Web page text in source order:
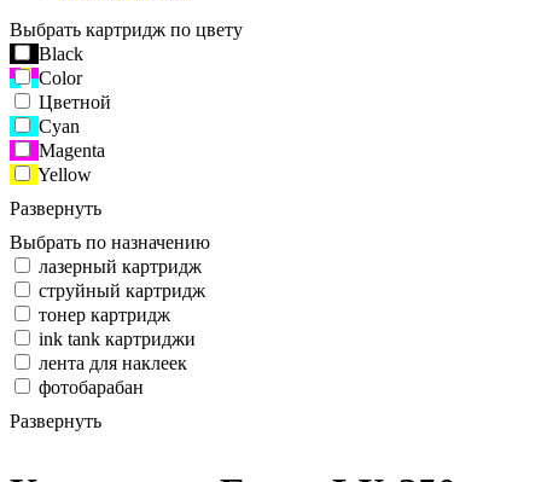
Выбрать картридж по цвету
Black
Color
Цветной
Cyan
Magenta
Yellow
Развернуть
Выбрать по назначению
лазерный картридж
струйный картридж
тонер картридж
ink tank картриджи
лента для наклеек
фотобарабан
Развернуть